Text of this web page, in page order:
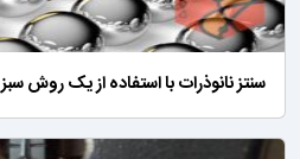
سنتز نانوذرات با استفاده از یک روش سبز